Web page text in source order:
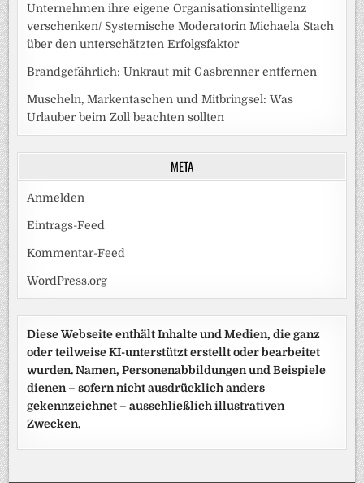
Unternehmen ihre eigene Organisationsintelligenz
verschenken/ Systemische Moderatorin Michaela Stach
über den unterschätzten Erfolgsfaktor
Brandgefährlich: Unkraut mit Gasbrenner entfernen
Muscheln, Markentaschen und Mitbringsel: Was
Urlauber beim Zoll beachten sollten
META
Anmelden
Eintrags-Feed
Kommentar-Feed
WordPress.org
Diese Webseite enthält Inhalte und Medien, die ganz
oder teilweise KI-unterstützt erstellt oder bearbeitet
wurden. Namen, Personenabbildungen und Beispiele
dienen – sofern nicht ausdrücklich anders
gekennzeichnet – ausschließlich illustrativen
Zwecken.